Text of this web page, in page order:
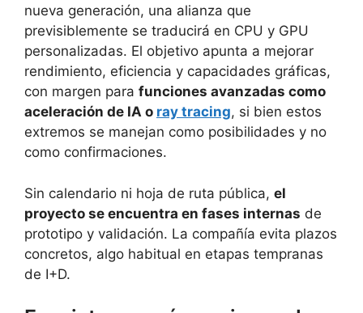
nueva generación, una alianza que
previsiblemente se traducirá en CPU y GPU
personalizadas. El objetivo apunta a mejorar
rendimiento, eficiencia y capacidades gráficas,
con margen para funciones avanzadas como
aceleración de IA o ray tracing, si bien estos
extremos se manejan como posibilidades y no
como confirmaciones.
Sin calendario ni hoja de ruta pública, el
proyecto se encuentra en fases internas de
prototipo y validación. La compañía evita plazos
concretos, algo habitual en etapas tempranas
de I+D.